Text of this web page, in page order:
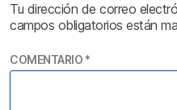
Tu dirección de correo
campos obligatorios están
COMENTARIO *